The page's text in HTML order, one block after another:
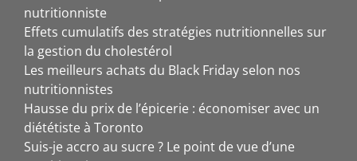
nutritionniste
Effets cumulatifs des stratégies nutritionnelles sur
la gestion du cholestérol
Les meilleurs achats du Black Friday selon nos
nutritionnistes
Hausse du prix de l’épicerie : économiser avec un
diététiste à Toronto
Suis-je accro au sucre ? Le point de vue d’une